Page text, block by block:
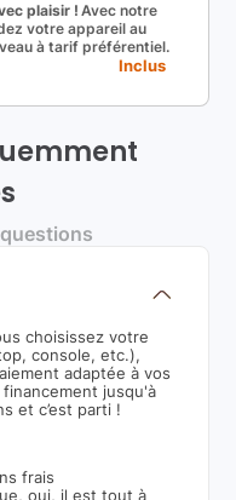
plaisir ! Avec notre
votre appareil au
à tarif préférentiel.
Inclus
choisissez votre
console, etc.),
adaptée à vos
jusqu'à
et c’est parti !
frais
oui, il est tout à